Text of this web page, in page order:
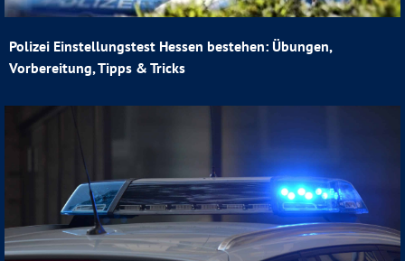
Polizei Einstellungstest Hessen bestehen: Übungen,
Vorbereitung, Tipps & Tricks